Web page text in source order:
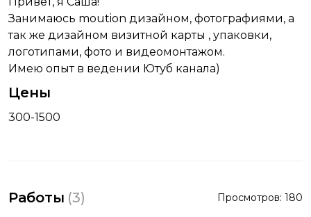
Занимаюсь moution дизайном, фотографиями, а
так же дизайном визитной карты , упаковки,
логотипами, фото и видеомонтажом.
Имею опыт в ведении Ютуб канала)
Цены
300-1500
Работы (3) Просмотров: 180